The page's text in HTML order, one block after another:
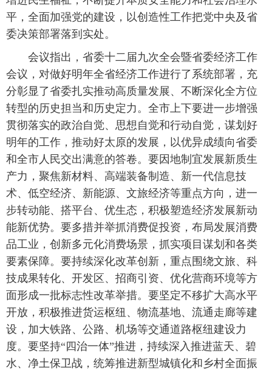
平，全面加强党的建设，以创造性工作把党中央及省
委决策部署落到实处。
会议指出，省委十二届九次全会暨省委经济工作
会议，对做好明年全省经济工作进行了系统部署，充
分彰显了省委扎实推动高质量发展、不断深化全方位
转型的历史担当和历史定力。全市上下要进一步增强
贯彻落实的政治自觉、思想自觉和行动自觉，谋划好
明年的工作，推动好太原的发展，以优异成绩向省委
和全市人民交出满意的答卷。要因地制宜发展新质生
产力，聚焦新材料、高端装备制造、新一代信息技
术、低空经济、新能源、文旅经济等重点方向，进一
步转动能、搭平台、优生态，积极塑造经济发展新动
能新优势。要多措并举抓消费促投资，布局发展消费
品工业，创新多元化消费场景，抓实项目谋划和各类
要素保障。要持续深化改革创新，重点围绕文旅、科
技成果转化、开发区、招商引资、优化营商环境等方
面形成一批标志性改革举措。要坚定不移扩大高水平
开放，积极推进货运枢纽、物流基地、流通走廊等建
设，加大铁路、公路、机场等交通道路枢纽建设力
度。要坚持“四治一体”推进，持续深入推进蓝天、碧
水、净土保卫战，统筹推进新型城镇化和乡村全面振